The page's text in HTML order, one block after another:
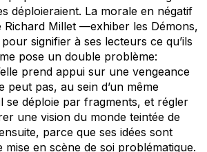
déploieraient. La morale en négatif
Millet —exhiber les Démons,
signifier à ses lecteurs ce qu’ils
pose un double problème:
prend appui sur une vengeance
peut pas, au sein d’un même
se déploie par fragments, et régler
une vision du monde teintée de
parce que ses idées sont
mise en scène de soi problématique.